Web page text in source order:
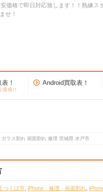
格で即日対応致します！！熟練
せ！
！
価格!!
Android買取表！
ラス割れ 画面割れ 修理 茨城県 水戸市
つくば市 iPhone 修理 画面割れ